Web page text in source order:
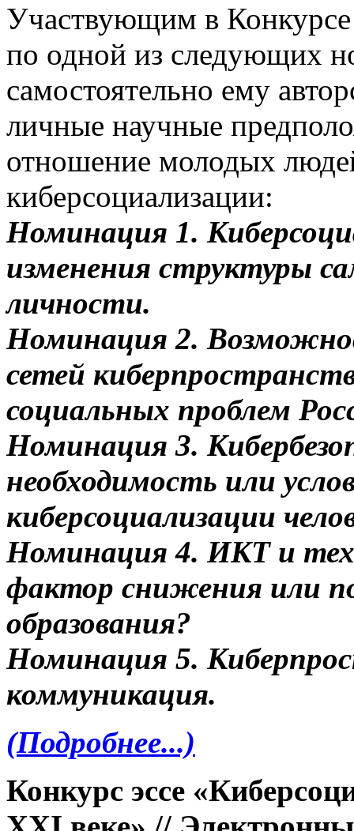
Участвующим в Конкурсе
по одной из следующих
самостоятельно ему
личные научные
отношение молодых
киберсоциализации:
Номинация 1.
изменения структуры
личности.
Номинация 2.
сетей
социальных проблем
Номинация 3.
необходимость или
киберсоциализации
Номинация 4. ИКТ и
фактор снижения или
образования?
Номинация 5.
коммуникация.
(Подробнее...)
Конкурс эссе